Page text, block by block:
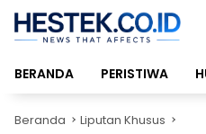
Langsung
konten
BERANDA
PERISTIWA
Beranda Liputan Khusus